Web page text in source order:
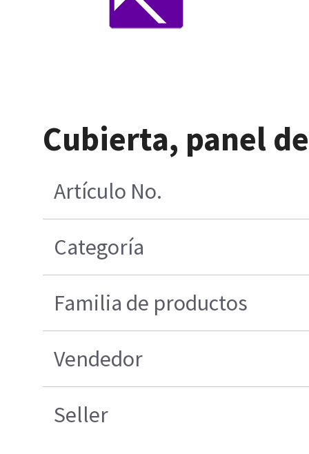
Cubierta, panel
Artículo No.
Categoría
Familia de productos
Vendedor
Seller